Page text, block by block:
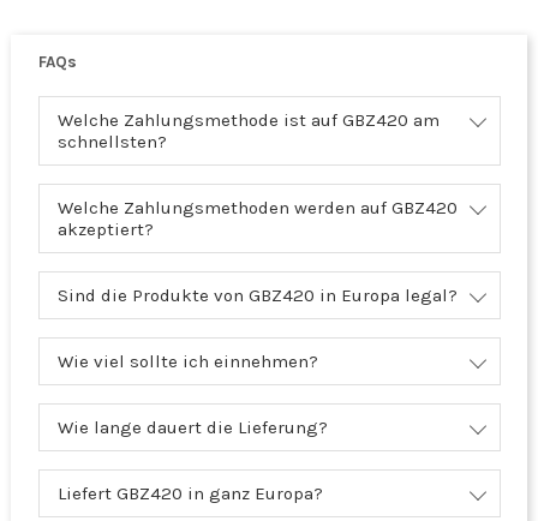
FAQs
Welche Zahlungsmethode ist auf GBZ420 am
schnellsten?
Welche Zahlungsmethoden werden auf GBZ420
akzeptiert?
Sind die Produkte von GBZ420 in Europa legal?
Wie viel sollte ich einnehmen?
Wie lange dauert die Lieferung?
Liefert GBZ420 in ganz Europa?